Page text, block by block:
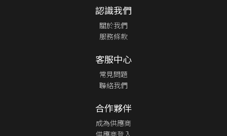
認識我們
關於我們
服務條款
客服中心
常見問題
聯絡我們
合作夥伴
成為供應商
供應商登入